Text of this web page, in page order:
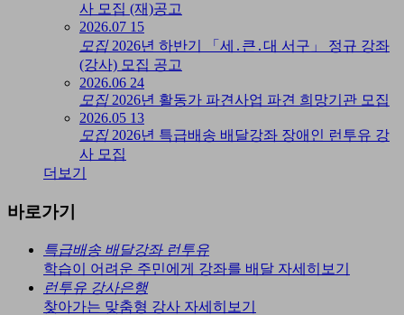
사 모집 (재)공고
2026.07 15
모집2026년 하반기 「세․큰․대 서구」 정규 강좌
(강사) 모집 공고
2026.06 24
모집2026년 활동가 파견사업 파견 희망기관 모집
2026.05 13
모집2026년 특급배송 배달강좌 장애인 런투유 강
사 모집
더보기
바로가기
특급배송 배달강좌 런투유
학습이 어려운 주민에게 강좌를 배달 자세히보기
런투유 강사은행
찾아가는 맞춤형 강사 자세히보기